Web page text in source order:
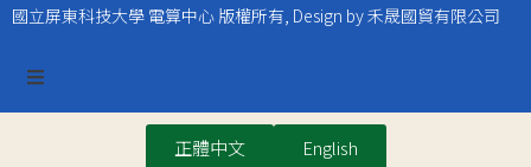
國立屏東科技大學 電算中心 版權所有, Design by 禾晟國貿有限公司
正體中文 English